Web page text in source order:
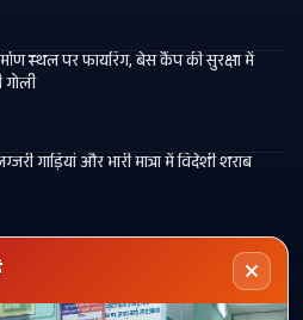
स्थल पर फायरिंग, बेस कैंप की सुरक्षा में
गोली
गाड़ियां और भारी मात्रा में विदेशी शराब
पति की हत्या, खगड़िया कनेक्शन वाले मुख्य
जारी